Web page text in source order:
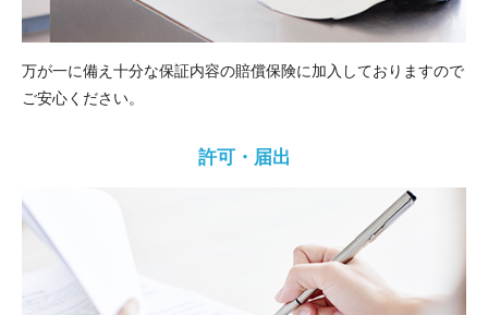
万が一に備え十分な保証内容の賠償保険に加入しておりますので
ご安心ください。
許可・届出